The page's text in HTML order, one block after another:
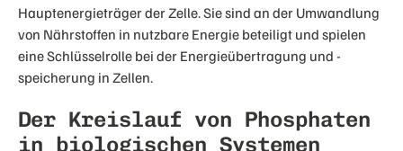
Hauptenergieträger der Zelle. Sie sind an der Umwandlung
von Nährstoffen in nutzbare Energie beteiligt und spielen
eine Schlüsselrolle bei der Energieübertragung und -
speicherung in Zellen.
Der Kreislauf von Phosphaten
in biologischen Systemen